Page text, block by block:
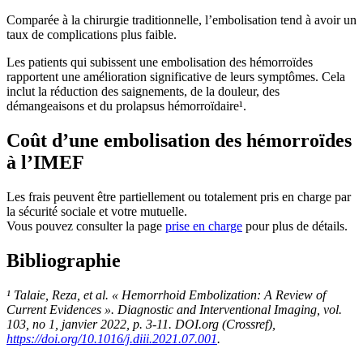
Comparée à la chirurgie traditionnelle, l’embolisation tend à avoir un
taux de complications plus faible.
Les patients qui subissent une embolisation des hémorroïdes
rapportent une amélioration significative de leurs symptômes. Cela
inclut la réduction des saignements, de la douleur, des
démangeaisons et du prolapsus hémorroïdaire¹.
Coût d’une embolisation des hémorroïdes
à l’IMEF
Les frais peuvent être partiellement ou totalement pris en charge par
la sécurité sociale et votre mutuelle.
Vous pouvez consulter la page prise en charge pour plus de détails.
Bibliographie
¹ Talaie, Reza, et al. « Hemorrhoid Embolization: A Review of
Current Evidences ». Diagnostic and Interventional Imaging, vol.
103, no 1, janvier 2022, p. 3‑11. DOI.org (Crossref),
https://doi.org/10.1016/j.diii.2021.07.001.